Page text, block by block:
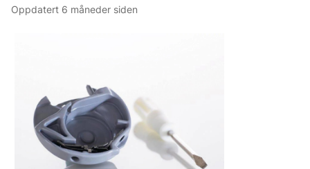
Oppdatert 6 måneder siden